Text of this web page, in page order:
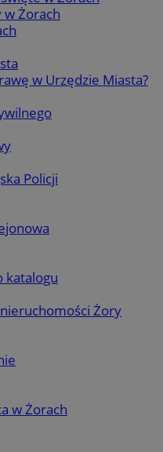
w Żorach
w Urzędzie Miasta?
Policji
katalogu
Żory
w Żorach